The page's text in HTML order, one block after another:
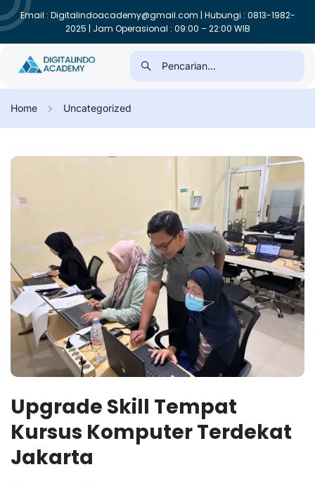
Email : Digitalindoacademy@gmail.com | Hubungi : 0813-1982-
2025 | Jam Operasional : 09:00 – 22:00 WIB
Home Uncategorized
Upgrade Skill Tempat
Kursus Komputer Terdekat
Jakarta